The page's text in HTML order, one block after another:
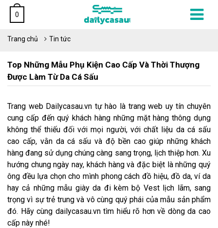
0
Trang chủ Tin tức
Top Những Mẫu Phụ Kiện Cao Cấp Và Thời Thượng
Được Làm Từ Da Cá Sấu
Trang web Dailycasau.vn tự hào là trang web uy tín chuyên
cung cấp đến quý khách hàng những mặt hàng thông dụng
không thể thiếu đối với mọi người, với chất liệu da cá sấu
cao cấp, vằn da cá sấu và độ bền cao giúp những khách
hàng đang sử dụng chúng càng sang trọng, lịch thiệp hơn. Xu
hướng chung ngày nay, khách hàng và đặc biệt là những quý
ông đều lựa chọn cho mình phong cách đồ hiệu, đồ da, ví da
hay cả những mẫu giày da đi kèm bộ Vest lịch lãm, sang
trọng vì sự trẻ trung và vô cùng quý phái của mẫu sản phẩm
đó. Hãy cùng dailycasau.vn tìm hiểu rõ hơn về dòng da cao
cấp này nhé!